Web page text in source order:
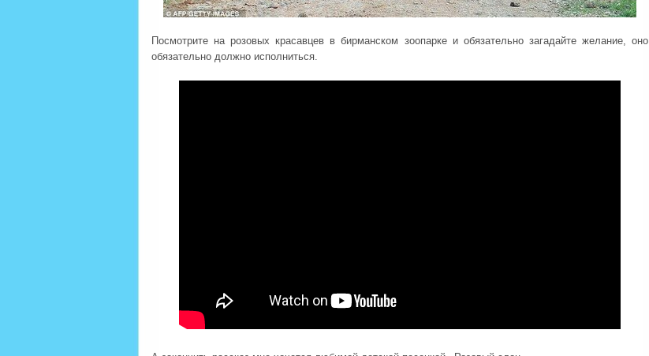
Посмотрите на розовых красавцев в бирманском зоопарке и обязательно загадайте желание, оно
обязательно должно исполниться.